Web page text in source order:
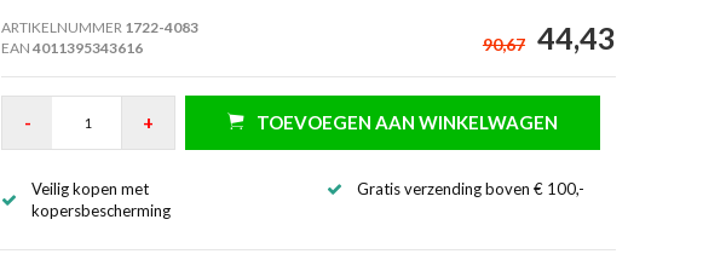
ARTIKELNUMMER 1722-4083
EAN 4011395343616 90,67 44,43
- + TOEVOEGEN AAN WINKELWAGEN
Veilig kopen met
kopersbescherming
Gratis verzending boven € 100,-